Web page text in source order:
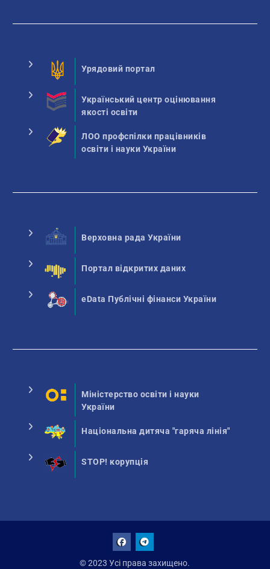
Урядовий портал
Український центр оцінювання
якості освіти
ЛОО профспілки працівників
освіти і науки України
Верховна рада України
Портал відкритих даних
eData Публічні фінанси України
Міністерство освіти і науки
України
Національна дитяча "гаряча лінія"
STOP! корупція
© 2023 Усі права захищено.